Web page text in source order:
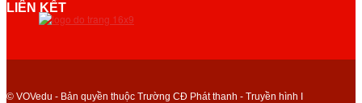
LIÊN KẾT
© VOVedu - Bản quyền thuộc Trường CĐ Phát thanh - Truyền hình I